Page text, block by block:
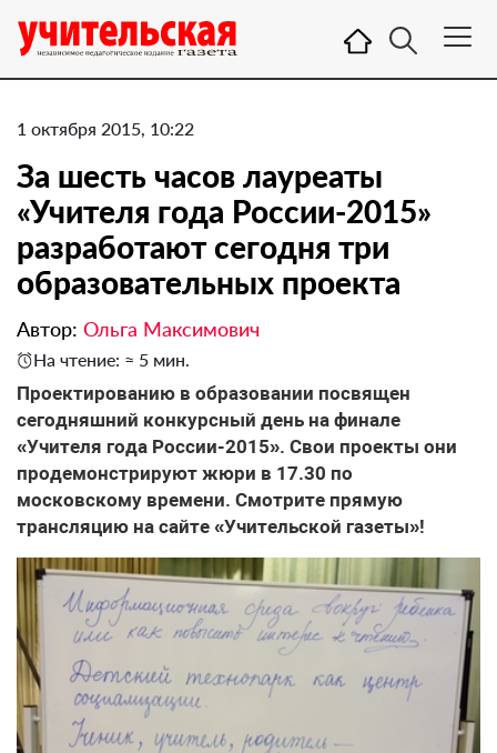
1 октября 2015, 10:22
За шесть часов лауреаты
«Учителя года России-2015»
разработают сегодня три
образовательных проекта
Автор: Ольга Максимович
На чтение: ≈ 5 мин.
Проектированию в образовании посвящен
сегодняшний конкурсный день на финале
«Учителя года России-2015». Свои проекты они
продемонстрируют жюри в 17.30 по
московскому времени. Смотрите прямую
трансляцию на сайте «Учительской газеты»!